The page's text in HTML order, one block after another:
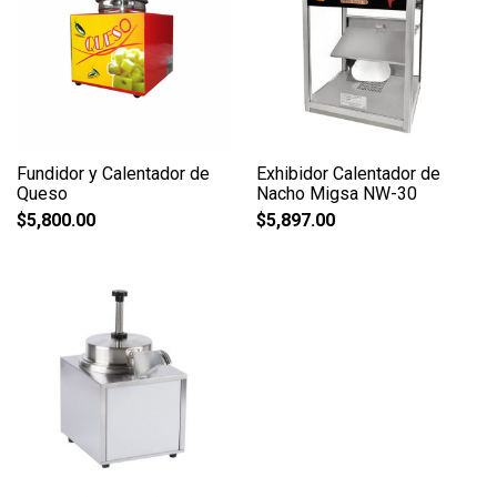
Fundidor y Calentador de
Queso
$5,800.00
Exhibidor Calentador de
Nacho Migsa NW-30
$5,897.00